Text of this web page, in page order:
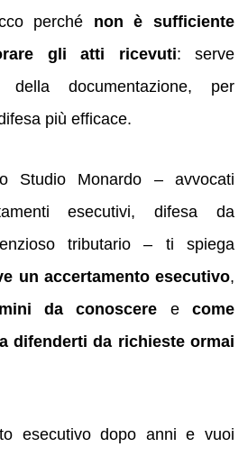
perché non è sufficiente
gli atti ricevuti: serve
della documentazione, per
più efficace.
Studio Monardo – avvocati
esecutivi, difesa da
tributario – ti spiega
un accertamento esecutivo,
da conoscere ecome
difenderti da richieste ormai
esecutivo dopo anni e vuoi